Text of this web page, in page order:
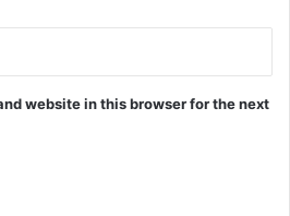
website in this browser for the next